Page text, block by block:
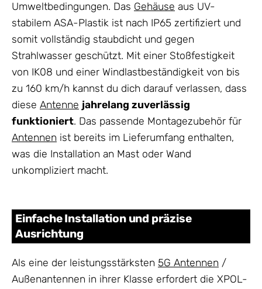
Umweltbedingungen. Das Gehäuse aus UV-
stabilem ASA-Plastik ist nach IP65 zertifiziert und
somit vollständig staubdicht und gegen
Strahlwasser geschützt. Mit einer Stoßfestigkeit
von IK08 und einer Windlastbeständigkeit von bis
zu 160 km/h kannst du dich darauf verlassen, dass
diese Antenne jahrelang zuverlässig
funktioniert. Das passende Montagezubehör für
Antennen ist bereits im Lieferumfang enthalten,
was die Installation an Mast oder Wand
unkompliziert macht.
Einfache Installation und präzise
Ausrichtung
Als eine der leistungsstärksten 5G Antennen /
Außenantennen in ihrer Klasse erfordert die XPOL-